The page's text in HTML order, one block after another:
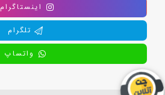
اینستاگرام
تلگرام
واتساپ